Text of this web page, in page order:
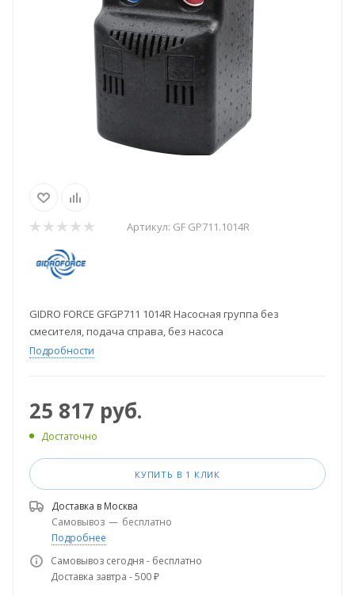
Артикул: GF GP711.1014R
GIDRO FORCE GFGP711 1014R Насосная группа без
смесителя, подача справа, без насоса
Подробности
25 817 руб.
Достаточно
КУПИТЬ В 1 КЛИК
Доставка в Москва
Самовывоз — бесплатно
Подробнее
Самовывоз сегодня - бесплатно
Доставка завтра - 500 ₽